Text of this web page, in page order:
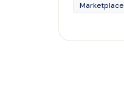
Marketplace